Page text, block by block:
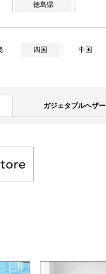
徳島県
四国 中国
ガジェタブルヘザー